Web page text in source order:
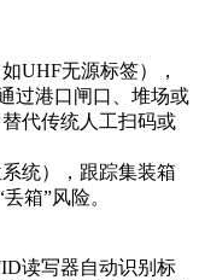
如UHF无源标签），
通过港口闸口、堆场或
替代传统人工扫码或
统），跟踪集装箱
”风险。
读写器自动识别标